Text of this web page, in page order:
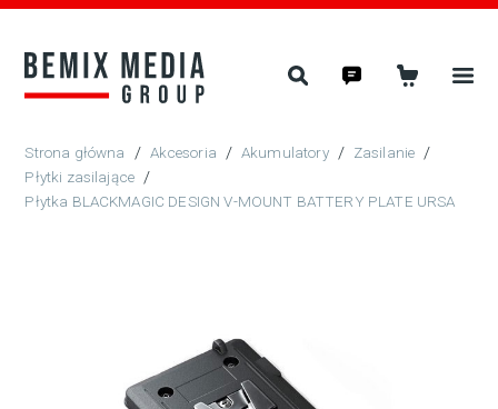
/ Akcesoria / Akumulatory/ Zasilanie /
Płytki zasilające /
Płytka BLACKMAGIC DESIGN V-MOUNT BATTERY PLATE URSA